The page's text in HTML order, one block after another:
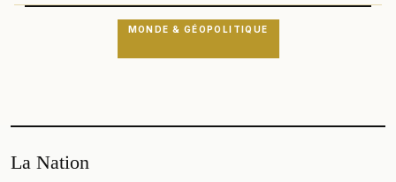
MONDE & GÉOPOLITIQUE
La Nation